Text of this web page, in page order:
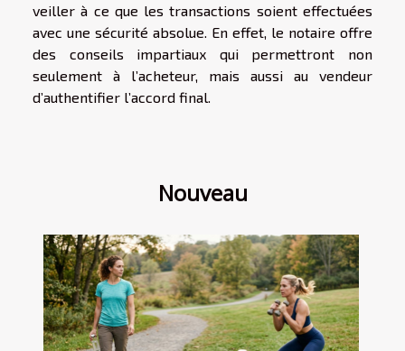
veiller à ce que les transactions soient effectuées
avec une sécurité absolue. En effet, le notaire offre
des conseils impartiaux qui permettront non
seulement à l’acheteur, mais aussi au vendeur
d’authentifier l’accord final.
Nouveau